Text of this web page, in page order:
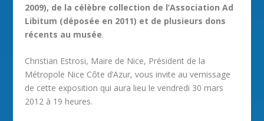
2009), de la célèbre collection de l’Association Ad
Libitum (déposée en 2011) et de plusieurs dons
récents au musée.
Christian Estrosi, Maire de Nice, Président de la
Métropole Nice Côte d’Azur, vous invite au vernissage
de cette exposition qui aura lieu le vendredi 30 mars
2012 à 19 heures.